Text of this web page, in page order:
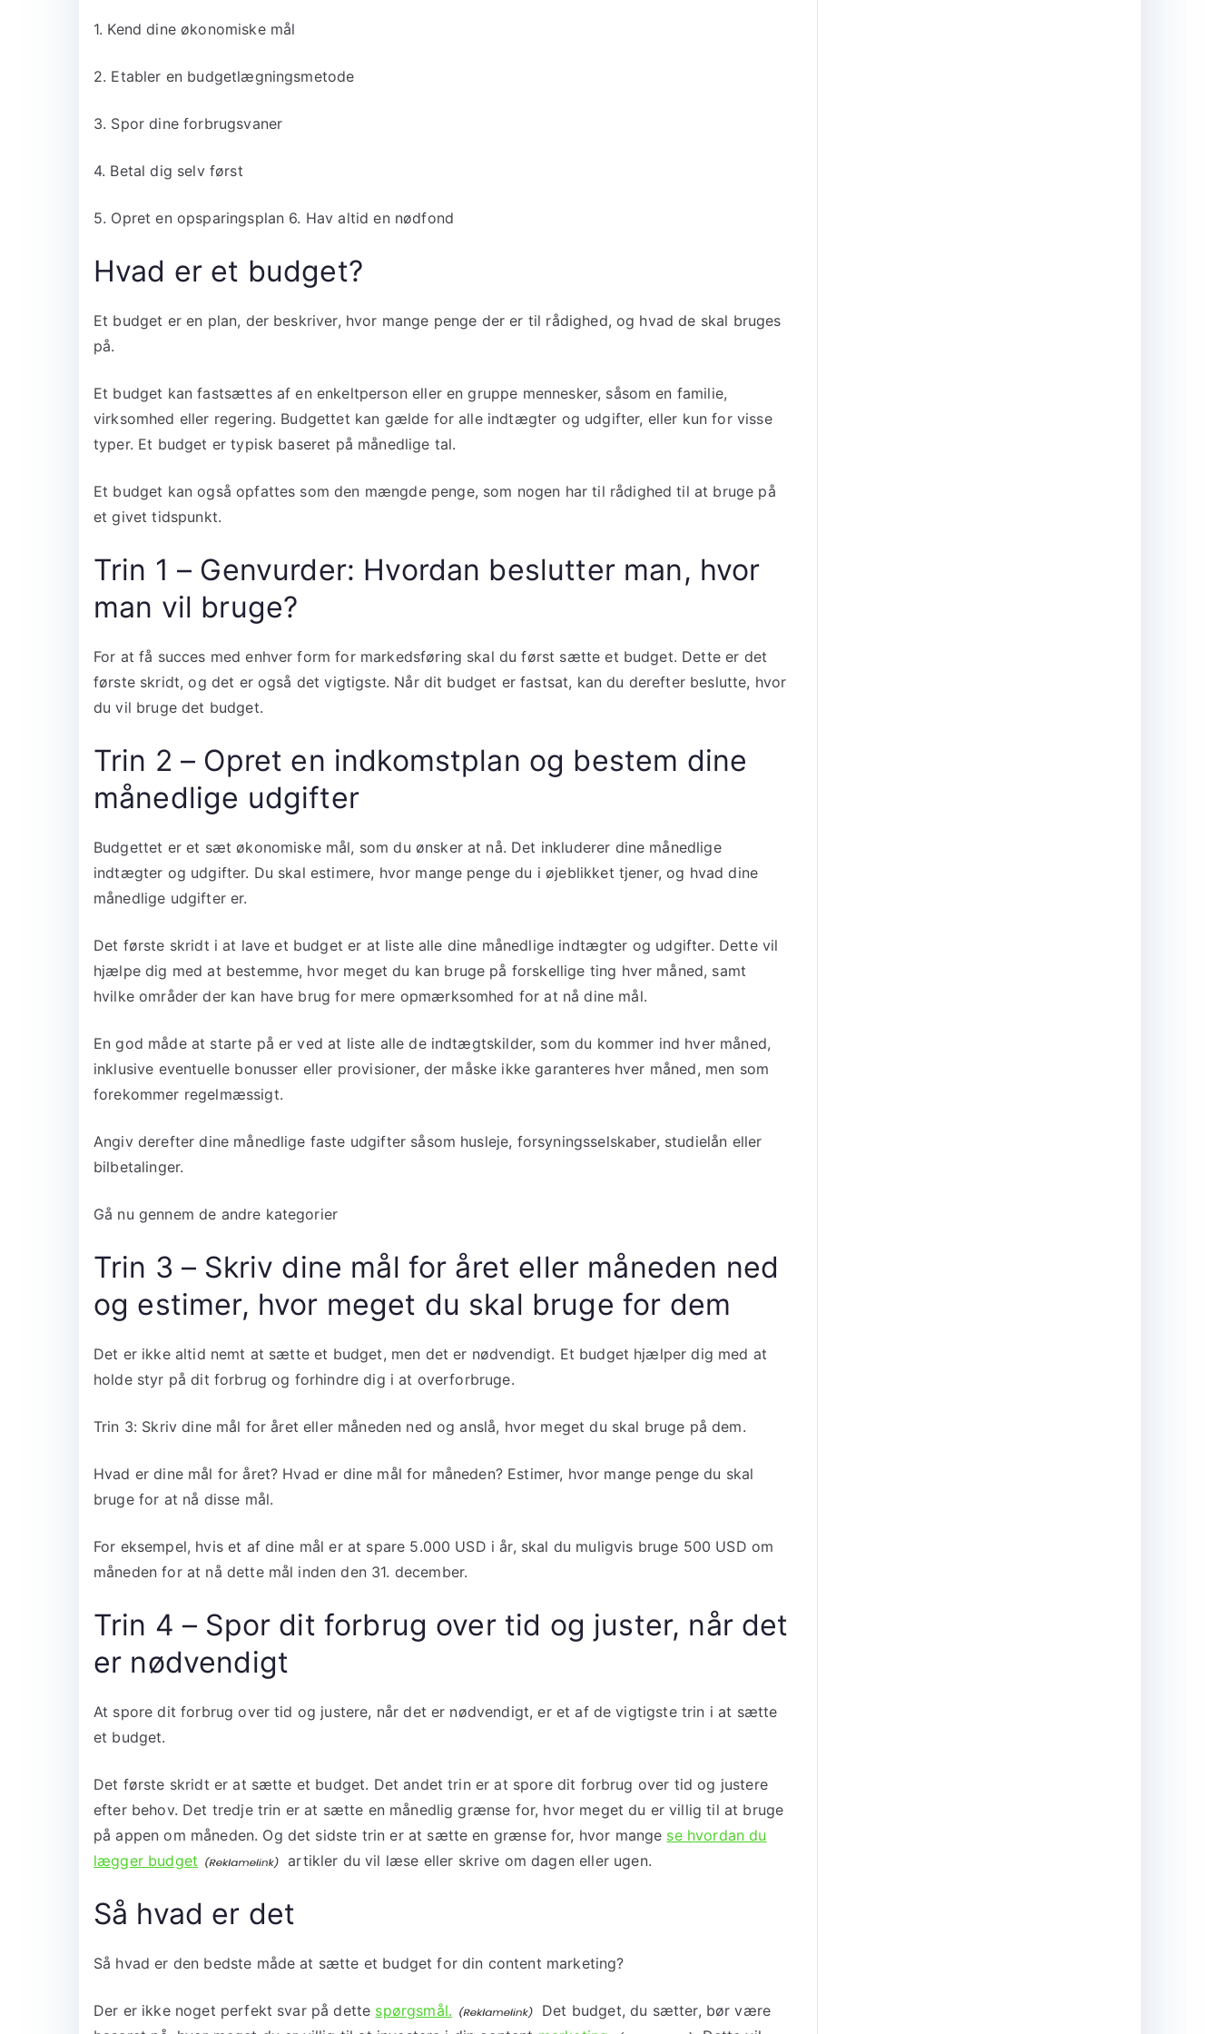
1. Kend dine økonomiske mål
2. Etabler en budgetlægningsmetode
3. Spor dine forbrugsvaner
4. Betal dig selv først
5. Opret en opsparingsplan 6. Hav altid en nødfond
Hvad er et budget?
Et budget er en plan, der beskriver, hvor mange penge der er til rådighed, og hvad de skal bruges
på.
Et budget kan fastsættes af en enkeltperson eller en gruppe mennesker, såsom en familie,
virksomhed eller regering. Budgettet kan gælde for alle indtægter og udgifter, eller kun for visse
typer. Et budget er typisk baseret på månedlige tal.
Et budget kan også opfattes som den mængde penge, som nogen har til rådighed til at bruge på
et givet tidspunkt.
Trin 1 – Genvurder: Hvordan beslutter man, hvor
man vil bruge?
For at få succes med enhver form for markedsføring skal du først sætte et budget. Dette er det
første skridt, og det er også det vigtigste. Når dit budget er fastsat, kan du derefter beslutte, hvor
du vil bruge det budget.
Trin 2 – Opret en indkomstplan og bestem dine
månedlige udgifter
Budgettet er et sæt økonomiske mål, som du ønsker at nå. Det inkluderer dine månedlige
indtægter og udgifter. Du skal estimere, hvor mange penge du i øjeblikket tjener, og hvad dine
månedlige udgifter er.
Det første skridt i at lave et budget er at liste alle dine månedlige indtægter og udgifter. Dette vil
hjælpe dig med at bestemme, hvor meget du kan bruge på forskellige ting hver måned, samt
hvilke områder der kan have brug for mere opmærksomhed for at nå dine mål.
En god måde at starte på er ved at liste alle de indtægtskilder, som du kommer ind hver måned,
inklusive eventuelle bonusser eller provisioner, der måske ikke garanteres hver måned, men som
forekommer regelmæssigt.
Angiv derefter dine månedlige faste udgifter såsom husleje, forsyningsselskaber, studielån eller
bilbetalinger.
Gå nu gennem de andre kategorier
Trin 3 – Skriv dine mål for året eller måneden ned
og estimer, hvor meget du skal bruge for dem
Det er ikke altid nemt at sætte et budget, men det er nødvendigt. Et budget hjælper dig med at
holde styr på dit forbrug og forhindre dig i at overforbruge.
Trin 3: Skriv dine mål for året eller måneden ned og anslå, hvor meget du skal bruge på dem.
Hvad er dine mål for året? Hvad er dine mål for måneden? Estimer, hvor mange penge du skal
bruge for at nå disse mål.
For eksempel, hvis et af dine mål er at spare 5.000 USD i år, skal du muligvis bruge 500 USD om
måneden for at nå dette mål inden den 31. december.
Trin 4 – Spor dit forbrug over tid og juster, når det
er nødvendigt
At spore dit forbrug over tid og justere, når det er nødvendigt, er et af de vigtigste trin i at sætte
et budget.
Det første skridt er at sætte et budget. Det andet trin er at spore dit forbrug over tid og justere
efter behov. Det tredje trin er at sætte en månedlig grænse for, hvor meget du er villig til at bruge
på appen om måneden. Og det sidste trin er at sætte en grænse for, hvor mange se hvordan du
lægger budget
artikler du vil læse eller skrive om dagen eller ugen.
Så hvad er det
Så hvad er den bedste måde at sætte et budget for din content marketing?
Der er ikke noget perfekt svar på dette spørgsmål.
Det budget, du sætter, bør være